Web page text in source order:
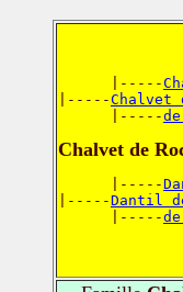
      |-----
|-----Chalvet
      |-----
Chalvet de
      |-----
|-----Dantil
      |-----